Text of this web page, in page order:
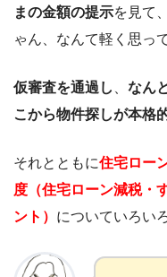
まの金額の提示を見て
ゃん、なんて軽く思っ
仮審査を通過し なん
こから物件探しが本格
それとともに住宅ロー
度（住宅ローン減税・
ント） についていろい